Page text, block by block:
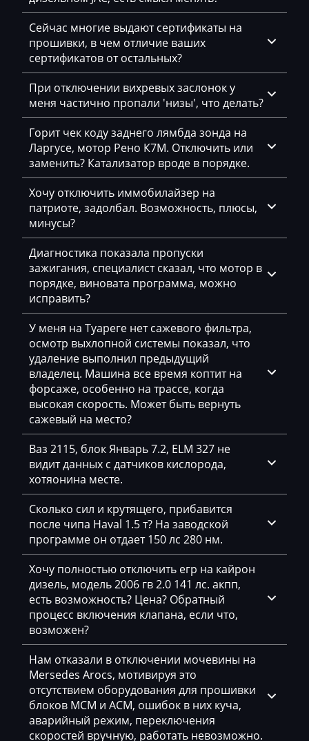
Dongfeng
Doosan
Doppstadt
Dynapac
EcoLog
Eggersmann
Exeed
Extreme moto
Faresin
Farmtrac
FAW
Fendt
Fiat
Ford
Foton
Freightliner
Furukawa
GAC
Geely
Gehl
Genie
Genset
GMC
Great Wall
Grove
Groz
Hafei
Haima
Сейчас многие выдают сертификаты на
прошивки, в чем отличие ваших
сертификатов от остальных?
При отключении вихревых заслонок у
меня частично пропали 'низы', что делать?
Горит чек коду заднего лямбда зонда на
Ларгусе, мотор Рено К7М. Отключить или
заменить? Катализатор вроде в порядке.
Хочу отключить иммобилайзер на
патриоте, задолбал. Возможность, плюсы,
минусы?
Диагностика показала пропуски
зажигания, специалист сказал, что мотор в
порядке, виновата программа, можно
исправить?
У меня на Туареге нет сажевого фильтра,
осмотр выхлопной системы показал, что
удаление выполнил предыдущий
владелец. Машина все время коптит на
форсаже, особенно на трассе, когда
высокая скорость. Может быть вернуть
сажевый на место?
Ваз 2115, блок Январь 7.2, ELM 327 не
видит данных с датчиков кислорода,
хотяонина месте.
Сколько сил и крутящего, прибавится
после чипа Haval 1.5 т? На заводской
программе он отдает 150 лс 280 нм.
Хочу полностью отключить егр на кайрон
дизель, модель 2006 гв 2.0 141 лс. акпп,
есть возможность? Цена? Обратный
процесс включения клапана, если что,
возможен?
Нам отказали в отключении мочевины на
Mersedes Arocs, мотивируя это
отсутствием оборудования для прошивки
блоков MCM и ACM, ошибок в них куча,
аварийный режим, переключения
скоростей вручную, работать невозможно.